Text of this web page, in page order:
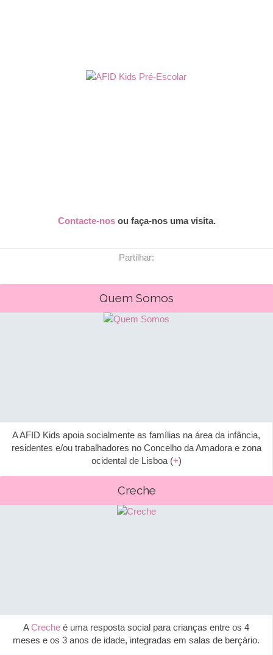
Contacte-nosou faça-nos uma visita.
Partilhar:
Quem Somos
A AFID Kids apoia socialmente as famílias na área da infância,
residentes e/ou trabalhadores no Concelho da Amadora e zona
ocidental de Lisboa (+)
Creche
ACreche é uma resposta social para crianças entre os 4
meses e os 3 anos de idade, integradas em salas de berçário.